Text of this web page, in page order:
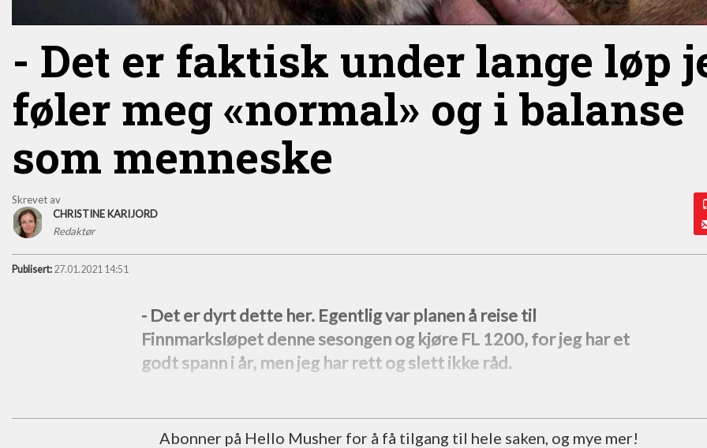
- Det er faktisk under lange løp
føler meg «normal» og i balanse
som menneske
Skrevet av
CHRISTINE KARIJORD
Redaktør
Publisert: 27.01.2021 14:51
- Det er dyrt dette her. Egentlig var planen å reise til
Finnmarksløpet denne sesongen og kjøre FL 1200, for jeg har et
godt spann i år, men jeg har rett og slett ikke råd.
Abonner på Hello Musher for å få tilgang til hele saken, og mye mer!